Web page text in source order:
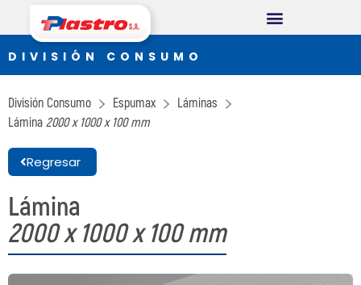
DIVISIÓN CONSUMO
Thermopack
Espumax
DIVISIÓN INDUSTRIAL
Germiplant
Envases y Embalajes
DIVISIÓN CONSUMO
División Consumo Espumax
Láminas
Lámina 2000 x 1000 x 100 mm
Regresar
Lámina
2000 x 1000 x 100 mm